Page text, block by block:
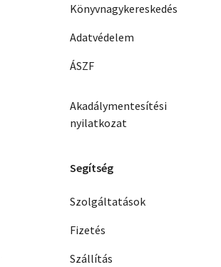
Könyvnagykereskedés
Adatvédelem
ÁSZF
Akadálymentesítési
nyilatkozat
Segítség
Szolgáltatások
Fizetés
Szállítás